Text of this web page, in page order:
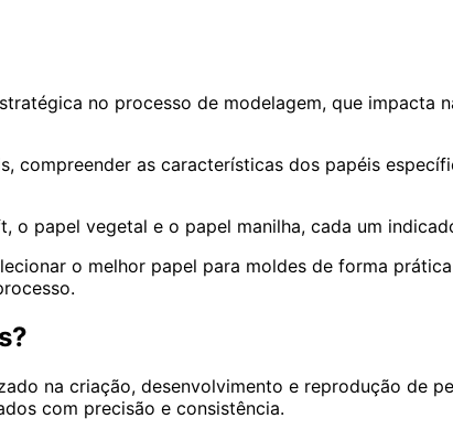
no processo de modelagem, que impacta
compreender as características dos papéis
o papel vegetal e o papel manilha, cada um
o melhor papel para moldes de forma
na criação, desenvolvimento e reprodução de
com precisão e consistência.